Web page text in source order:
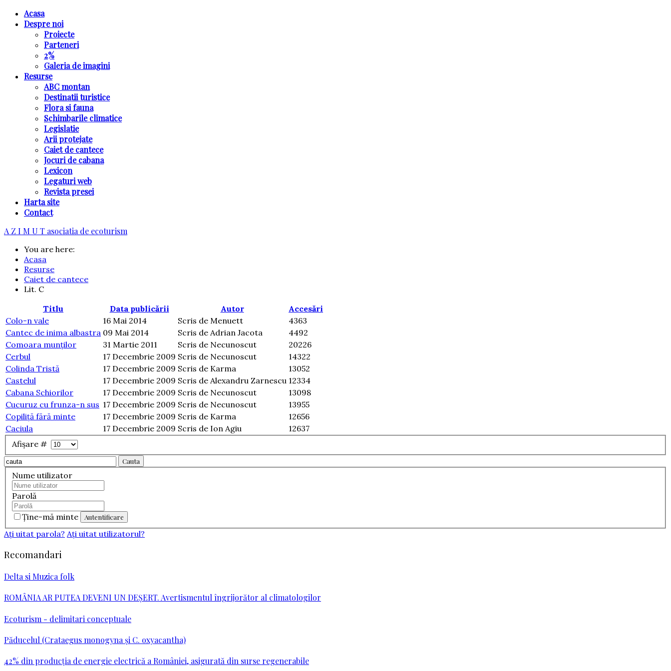
Acasa
Despre noi
Proiecte
Parteneri
2%
Galeria de imagini
Resurse
ABC montan
Destinatii turistice
Flora si fauna
Schimbarile climatice
Legislatie
Arii protejate
Caiet de cantece
Jocuri de cabana
Lexicon
Legaturi web
Revista presei
Harta site
Contact
A Z I M U T asociatia de ecoturism
You are here:
Acasa
Resurse
Caiet de cantece
Lit. C
Titlu
Data publicării Autor
Accesări
Colo-n vale
16 Mai 2014 Scris de Menuett
4363
Cantec de inima albastra 09 Mai 2014 Scris de Adrian Jacota
4492
Comoara munților
31 Martie 2011 Scris de Necunoscut
20226
Cerbul
17 Decembrie 2009 Scris de Necunoscut
14322
Colinda Tristă
17 Decembrie 2009 Scris de Karma
13052
Castelul
17 Decembrie 2009 Scris de Alexandru Zarnescu 12334
Cabana Schiorilor
17 Decembrie 2009 Scris de Necunoscut
13098
Cucuruz cu frunza-n sus 17 Decembrie 2009 Scris de Necunoscut
13955
Copiliţă fără minte
17 Decembrie 2009 Scris de Karma
12656
Caciula
17 Decembrie 2009 Scris de Ion Agiu
12637
Afișare #
Cauta
Nume utilizator
Parolă
Ţine-mă minte
Aţi uitat parola? Aţi uitat utilizatorul?
Recomandari
Delta si Muzica folk
ROMÂNIA AR PUTEA DEVENI UN DEŞERT. Avertismentul îngrijorător al climatologilor
Ecoturism - delimitari conceptuale
Păducelul (Crataegus monogyna şi C. oxyacantha)
42% din producția de energie electrică a României, asigurată din surse regenerabile